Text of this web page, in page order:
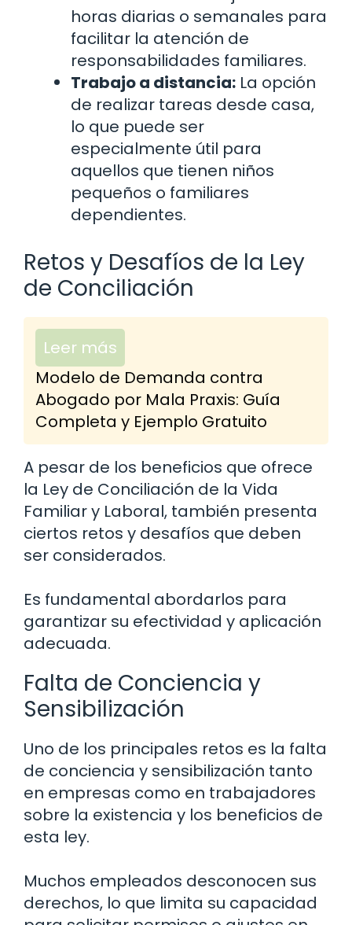
horas diarias o semanales para
facilitar la atención de
responsabilidades familiares.
Trabajo a distancia: La opción
de realizar tareas desde casa,
lo que puede ser
especialmente útil para
aquellos que tienen niños
pequeños o familiares
dependientes.
Retos y Desafíos de la Ley
de Conciliación
Leer más
Modelo de Demanda contra
Abogado por Mala Praxis: Guía
Completa y Ejemplo Gratuito
A pesar de los beneficios que ofrece
la Ley de Conciliación de la Vida
Familiar y Laboral, también presenta
ciertos retos y desafíos que deben
ser considerados.
Es fundamental abordarlos para
garantizar su efectividad y aplicación
adecuada.
Falta de Conciencia y
Sensibilización
Uno de los principales retos es la falta
de conciencia y sensibilización tanto
en empresas como en trabajadores
sobre la existencia y los beneficios de
esta ley.
Muchos empleados desconocen sus
derechos, lo que limita su capacidad